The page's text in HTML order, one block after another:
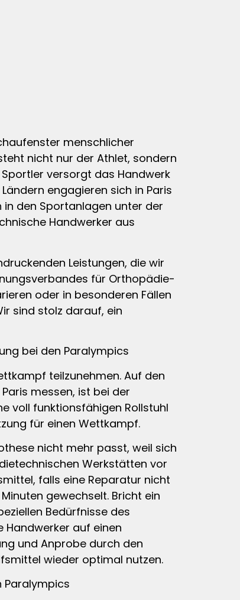
menschlicher
nicht nur der Athlet, sondern
versorgt das Handwerk
engagieren sich in Paris
den Sportanlagen unter der
Handwerker aus
Leistungen, die wir
für Orthopädie-
oder in besonderen Fällen
sind stolz darauf, ein
bei den Paralympics
teilzunehmen. Auf den
messen, ist bei der
voll funktionsfähigen Rollstuhl
für einen Wettkampf.
nicht mehr passt, weil sich
Werkstätten vor
falls eine Reparatur nicht
gewechselt. Bricht ein
Bedürfnisse des
Handwerker auf einen
und Anprobe durch den
wieder optimal nutzen.
Paralympics